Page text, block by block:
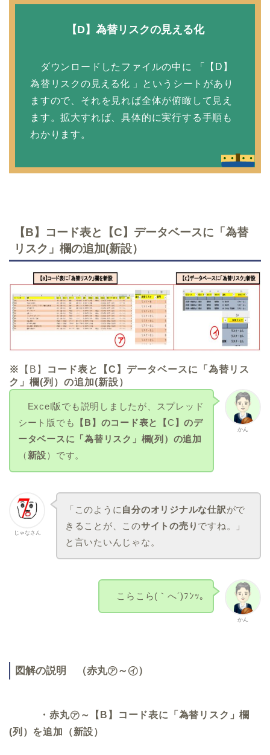
【D】為替リスクの見える化
ダウンロードしたファイルの中に 「【D】
為替リスクの 見える化」というシートがあり
ますので、それを見れば全体が俯瞰して見え
ます。拡大すれば、具体的に実行する手順も
わかります。
【B】コード表と【C】データベースに「為替
リスク」欄の追加(新設）
※ 【B】
コード表と【C】データベースに「為替リス
ク」欄(列）の追加(新設）
かん
Excel版でも説明しましたが、スプレッド
シート版でも
【B】のコード表と 【C 】のデ
ータベースに「為替リスク」欄(列）の追加
（ 新設）です。
じゃなさん
「このように 自分のオリジナルな仕訳がで
きることが、このサイトの売り ですね。」
と言いたいんじゃな。
かん
こらこら(｀へ´)ﾌﾝｯ｡
図解の説明 （赤丸㋐～㋑）
・赤丸㋐～【B】コード表に「為替リスク」欄
(列）を追加（新設）